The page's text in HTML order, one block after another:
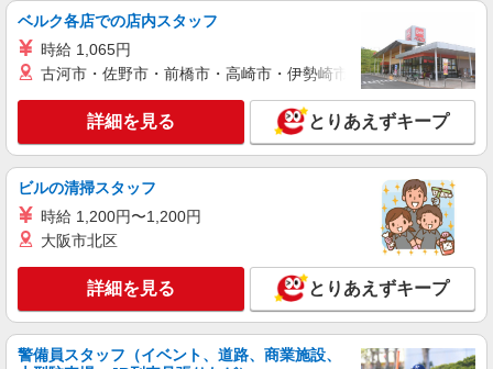
パーソルテンプスタッフ株式会社 上信コーディネートセンター（上
田）/26-0609389
［時給1250円］上田駅★製品検査＆洗浄のオ
シゴト♪
時給1250円
長野県上田市／最寄駅：上田駅 ≪車通勤可
≫ ※無料駐車場あり
キープ 詳細を見る
派遣社員
パーソルテンプスタッフ株式会社 上信コーディネートセンター（上
田）/26-0420892
女性が多くご活躍中★重量物もなし・手のひら
サイズの機器組み立て〇
時給1300円
ベルク各店での店内スタッフ
時給 1,065円
古河市・佐野市・前橋市・高崎市・伊勢崎市・太田市・館林市
詳細を見る とりあえずキープ
ビルの清掃スタッフ
時給 1,200円〜1,200円
大阪市北区
詳細を見る とりあえずキープ
警備員スタッフ（イベント、道路、商業施設、